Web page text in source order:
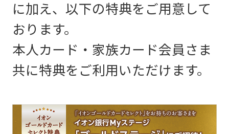
に加え、以下の特典をご用意して
おります。
本人カード・家族カード会員さま
共に特典をご利用いただけます。